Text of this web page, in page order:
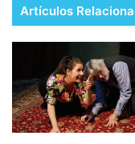
Artículos